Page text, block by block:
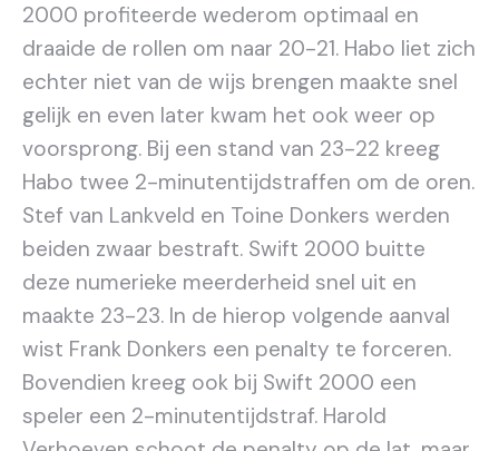
2000 profiteerde wederom optimaal en
draaide de rollen om naar 20-21. Habo liet zich
echter niet van de wijs brengen maakte snel
gelijk en even later kwam het ook weer op
voorsprong. Bij een stand van 23-22 kreeg
Habo twee 2-minutentijdstraffen om de oren.
Stef van Lankveld en Toine Donkers werden
beiden zwaar bestraft. Swift 2000 buitte
deze numerieke meerderheid snel uit en
maakte 23-23. In de hierop volgende aanval
wist Frank Donkers een penalty te forceren.
Bovendien kreeg ook bij Swift 2000 een
speler een 2-minutentijdstraf. Harold